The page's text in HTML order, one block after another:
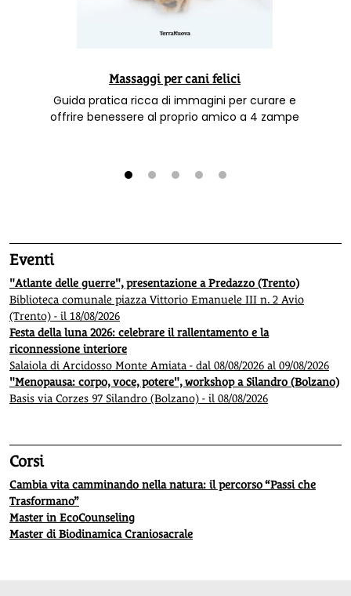
Massaggi per cani felici
Guida pratica ricca di immagini per curare e
offrire benessere al proprio amico a 4 zampe
Eventi
"Atlante delle guerre", presentazione a Predazzo (Trento)
Biblioteca comunale piazza Vittorio Emanuele III n. 2 Avio
(Trento) - il 18/08/2026
Festa della luna 2026: celebrare il rallentamento e la
riconnessione interiore
Salaiola di Arcidosso Monte Amiata - dal 08/08/2026 al 09/08/2026
"Menopausa: corpo, voce, potere", workshop a Silandro (Bolzano)
Basis via Corzes 97 Silandro (Bolzano) - il 08/08/2026
Corsi
Cambia vita camminando nella natura: il percorso “Passi che
Trasformano”
Master in EcoCounseling
Master di Biodinamica Craniosacrale